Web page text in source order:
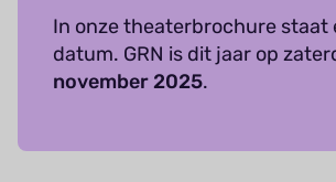
In onze theaterbrochure staat
datum. GRN is dit jaar op
november 2025.